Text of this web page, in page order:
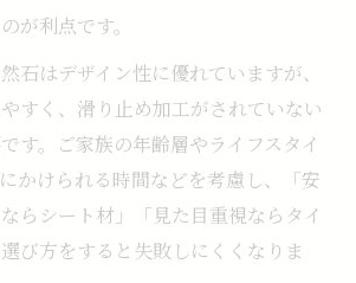
が利点です。
石はデザイン性に優れていますが、
すく、滑り止め加工がされていない
す。ご家族の年齢層やライフスタイ
かけられる時間などを考慮し、「安
らシート材」「見た目重視ならタイ
び方をすると失敗しにくくなりま